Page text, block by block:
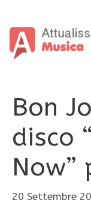
contenuto
Bon
disco
Now”
20 Settembre